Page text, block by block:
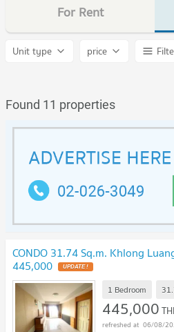
For Rent
Unit type price
Found 11 properties
CONDO 31.74 Sq.m. Khlong
445,000
1 Bedroom
445,000
06/08/